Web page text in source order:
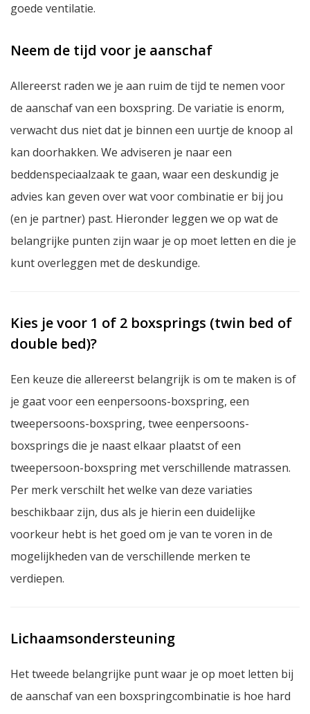
goede ventilatie.
Neem de tijd voor je aanschaf
Allereerst raden we je aan ruim de tijd te nemen voor
de aanschaf van een boxspring. De variatie is enorm,
verwacht dus niet dat je binnen een uurtje de knoop al
kan doorhakken. We adviseren je naar een
beddenspeciaalzaak te gaan, waar een deskundig je
advies kan geven over wat voor combinatie er bij jou
(en je partner) past. Hieronder leggen we op wat de
belangrijke punten zijn waar je op moet letten en die je
kunt overleggen met de deskundige.
Kies je voor 1 of 2 boxsprings (twin bed of
double bed)?
Een keuze die allereerst belangrijk is om te maken is of
je gaat voor een eenpersoons-boxspring, een
tweepersoons-boxspring, twee eenpersoons-
boxsprings die je naast elkaar plaatst of een
tweepersoon-boxspring met verschillende matrassen.
Per merk verschilt het welke van deze variaties
beschikbaar zijn, dus als je hierin een duidelijke
voorkeur hebt is het goed om je van te voren in de
mogelijkheden van de verschillende merken te
verdiepen.
Lichaamsondersteuning
Het tweede belangrijke punt waar je op moet letten bij
de aanschaf van een boxspringcombinatie is hoe hard